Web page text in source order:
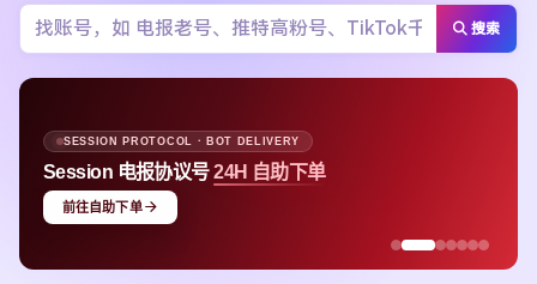
搜索
SESSION PROTOCOL · BOT DELIVERY
Session 电报协议号24H 自助下单
前往自助下单